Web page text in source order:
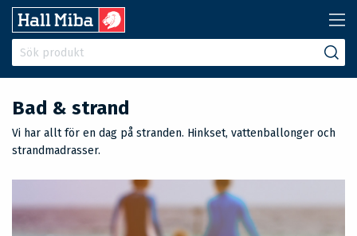
Bad & strand
Vi har allt för en dag på stranden. Hinkset, vattenballonger och
strandmadrasser.